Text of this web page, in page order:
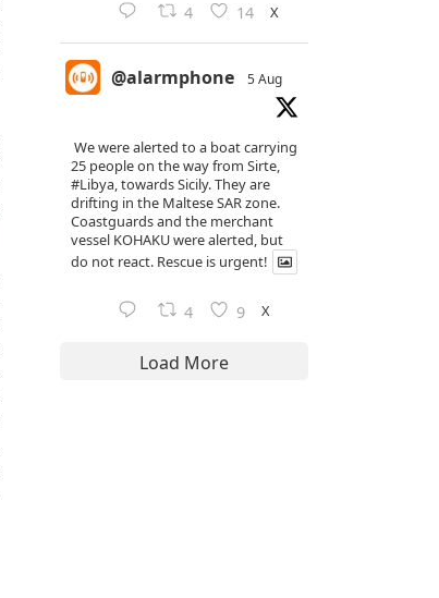
4 14 X
@alarmphone 5 Aug
We were alerted to a boat carrying
25 people on the way from Sirte,
#Libya, towards Sicily. They are
drifting in the Maltese SAR zone.
Coastguards and the merchant
vessel KOHAKU were alerted, but
do not react. Rescue is urgent!
4 9 X
Load More